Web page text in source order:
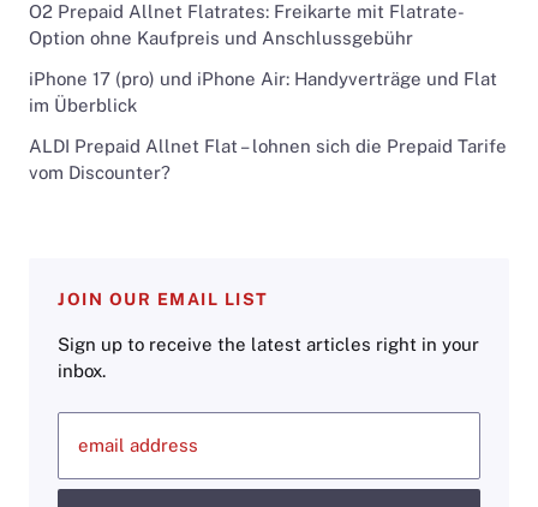
O2 Prepaid Allnet Flatrates: Freikarte mit Flatrate-
Option ohne Kaufpreis und Anschlussgebühr
iPhone 17 (pro) und iPhone Air: Handyverträge und Flat
im Überblick
ALDI Prepaid Allnet Flat – lohnen sich die Prepaid Tarife
vom Discounter?
JOIN OUR EMAIL LIST
Sign up to receive the latest articles right in your
inbox.
email address